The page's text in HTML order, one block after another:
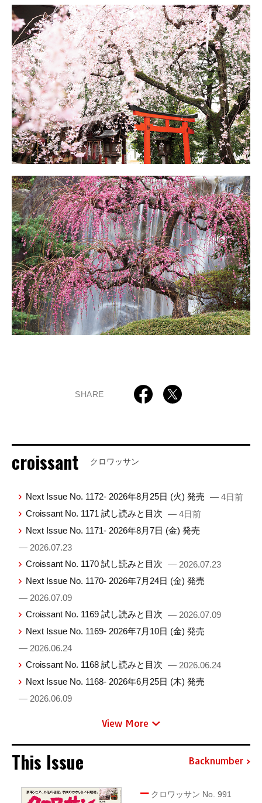
SHARE
croissant クロワッサン
Next Issue No. 1172- 2026年8月25日 (火) 発売 — 4日前
Croissant No. 1171 試し読みと目次 — 4日前
Next Issue No. 1171- 2026年8月7日 (金) 発売
— 2026.07.23
Croissant No. 1170 試し読みと目次 — 2026.07.23
Next Issue No. 1170- 2026年7月24日 (金) 発売
— 2026.07.09
Croissant No. 1169 試し読みと目次 — 2026.07.09
Next Issue No. 1169- 2026年7月10日 (金) 発売
— 2026.06.24
Croissant No. 1168 試し読みと目次 — 2026.06.24
Next Issue No. 1168- 2026年6月25日 (木) 発売
— 2026.06.09
View More
This Issue Backnumber
クロワッサン No. 991